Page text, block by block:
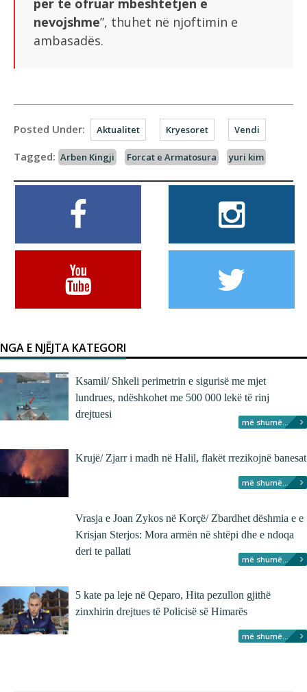
për të ofruar mbështetjen e
nevojshme”, thuhet në njoftimin e
ambasadës.
Posted Under: Aktualitet Kryesoret Vendi
Tagged: Arben Kingji Forcat e Armatosura yuri kim
NGA E NJËJTA KATEGORI
Ksamil/ Shkeli perimetrin e sigurisë me mjet
lundrues, ndëshkohet me 500 000 lekë të rinj
drejtuesi
më shumë...
Krujë/ Zjarr i madh në Halil, flakët rrezikojnë banesat
më shumë...
Vrasja e Joan Zykos në Korçë/ Zbardhet dëshmia e e
Krisjan Sterjos: Mora armën në shtëpi dhe e ndoqa
deri te pallati
më shumë...
5 kate pa leje në Qeparo, Hita pezullon gjithë
zinxhirin drejtues të Policisë së Himarës
më shumë...